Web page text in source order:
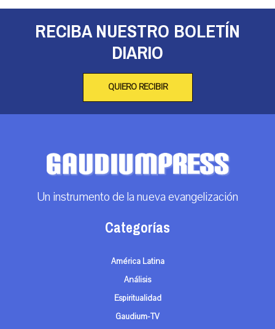
RECIBA NUESTRO BOLETÍN
DIARIO
QUIERO RECIBIR
Un instrumento de la nueva evangelización
Categorías
América Latina
Análisis
Espiritualidad
Gaudium-TV